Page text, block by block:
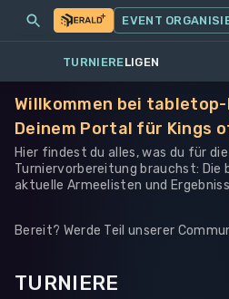
SPIEL·WARHAMMER
MEINE EVENTS
EVENT
TURNIERELIGEN
Willkommen bei
Deinem Portal für Kings
Hier findest du alles, was du für
Turniervorbereitung brauchst: Die
aktuelle Armeelisten und
Bereit? Werde Teil unserer
TURNIERE